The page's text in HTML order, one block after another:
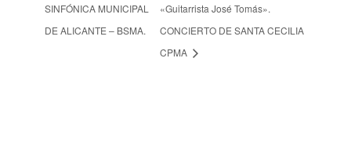
SINFÓNICA MUNICIPAL
DE ALICANTE – BSMA.
«Guitarrista José Tomás».
CONCIERTO DE SANTA CECILIA
CPMA